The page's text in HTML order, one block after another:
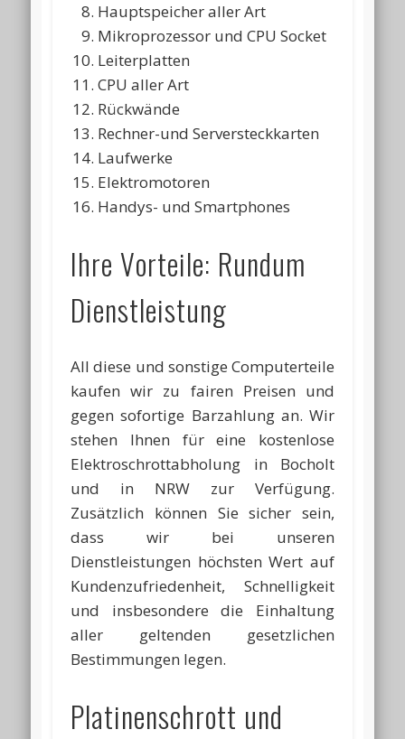
Hauptspeicher aller Art
Mikroprozessor und CPU Socket
Leiterplatten
CPU aller Art
Rückwände
Rechner-und Serversteckkarten
Laufwerke
Elektromotoren
Handys- und Smartphones
Ihre Vorteile: Rundum
Dienstleistung
All diese und sonstige Computerteile
kaufen wir zu fairen Preisen und
gegen sofortige Barzahlung an. Wir
stehen Ihnen für eine kostenlose
Elektroschrottabholung in Bocholt
und in NRW zur Verfügung.
Zusätzlich können Sie sicher sein,
dass wir bei unseren
Dienstleistungen höchsten Wert auf
Kundenzufriedenheit, Schnelligkeit
und insbesondere die Einhaltung
aller geltenden gesetzlichen
Bestimmungen legen.
Platinenschrott und